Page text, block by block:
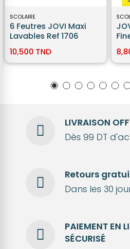
SCOLAIRE
6 Feutres JOVI Maxi
Lavables Ref 1706
10,500 TND
LIVRAISON
Dès 99 DT
Retours
Dans les 30
PAIEMENT EN
SÉCURISÉ